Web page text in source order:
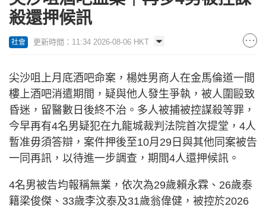
殺還押候訊
社會 更新時間：11:34 2026-08-06 HKT
尖沙咀上月底酒吧命案，楊姓男商人在金馬倫道一間
樓上酒吧消遣期間，疑與他人發生爭執，被人圍毆致
昏迷，留醫數日後終不治。多人被捕被控謀殺等罪，
今早再有4名男疑犯在九龍城裁判法院首次提堂，4人
暫准毋須答辯，案件押後至10月29日與其他同案被告
一同再訊，以待進一步調查，期間4人還押候訊。
4名男被告均報稱無業，依次為29歲賴永霖、26歲泰
籍梁俊傑、33歲李汶泰及31歲翁偉健，被控於2026